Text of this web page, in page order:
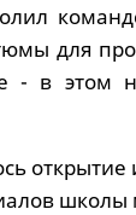
для
- в этом